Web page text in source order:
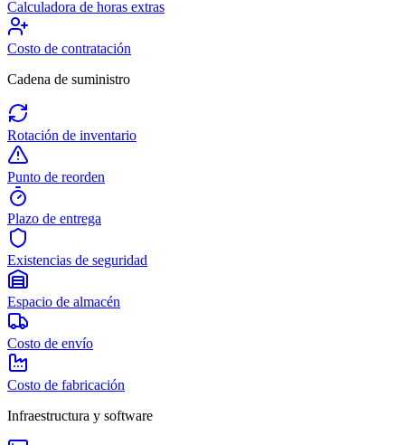
Calculadora de horas extras
Costo de contratación
Cadena de suministro
Rotación de inventario
Punto de reorden
Plazo de entrega
Existencias de seguridad
Espacio de almacén
Costo de envío
Costo de fabricación
Infraestructura y software